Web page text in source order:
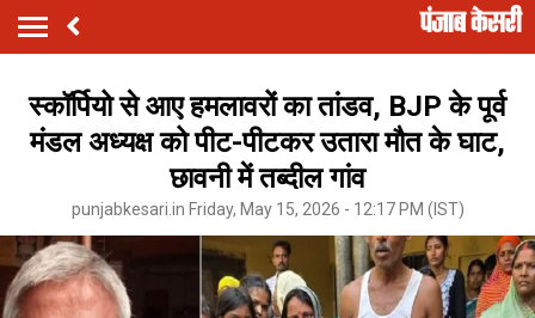
स्कॉर्पियो से आए हमलावरों का तांडव, BJP के पूर्व
मंडल अध्यक्ष को पीट-पीटकर उतारा मौत के घाट,
छावनी में तब्दील गांव
punjabkesari.in Friday, May 15, 2026 - 12:17 PM (IST)